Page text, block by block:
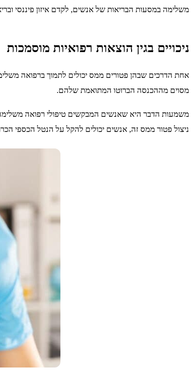
משלימה במסעות הבריאות של אנשים, לקדם איזון פיננסי
ניכויים בגין הוצאות רפואיות מוסמכות
אחת הדרכים שבהן פטורים ממס יכולים לתמוך ברפואה
מסוים מההכנסה הברוטו המתואמת שלהם.
משמעות הדבר היא שאנשים המבקשים טיפולי רפואה משלימה,
ניצול פטור ממס זה, אנשים יכולים להקל על הנטל הכספי